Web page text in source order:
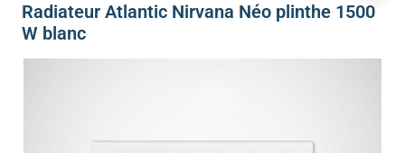
Radiateur Atlantic Nirvana Néo plinthe 1500
W blanc